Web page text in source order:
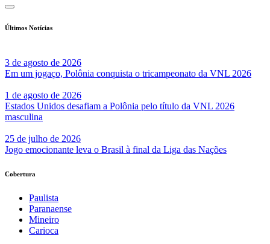
Últimos Notícias
3 de agosto de 2026
Em um jogaço, Polônia conquista o tricampeonato da VNL 2026
1 de agosto de 2026
Estados Unidos desafiam a Polônia pelo título da VNL 2026
masculina
25 de julho de 2026
Jogo emocionante leva o Brasil à final da Liga das Nações
Cobertura
Paulista
Paranaense
Mineiro
Carioca